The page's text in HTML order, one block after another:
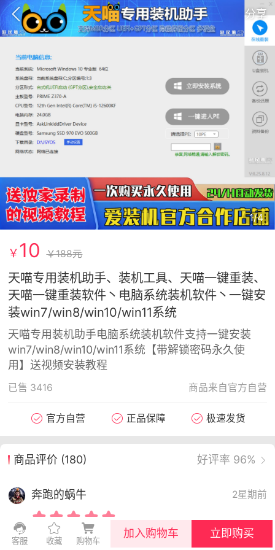
分享
GTA6 RDR2 逃离塔科夫
彩虹六号 绝地求生 战地5
游戏商城 每日签到 每日排行
游民通
19 23:03
电脑端 问题解决
：下单以后在右边消息栏查看卡密，或
像 — 我的订单 — 待评价 — 查看订单，
看卡密详情问：我...
客服 收藏 购物车
加入购物车 立即购买
1/4
￥ 10 ￥188元
天喵专用装机助手、装机工具、天喵一键重装、
天喵一键重装软件丶电脑系统装机软件丶一键安
装win7/win8/win10/win11系统
天喵专用装机助手电脑系统装机软件支持一键安装
win7/win8/win10/win11系统【带解锁密码永久使
用】送视频安装教程
已售 3416 商品来自官方自营
官方自营 正品保障 极速发货
商品评价 (180) 好评率 96%
奔跑的蜗牛 2星期前